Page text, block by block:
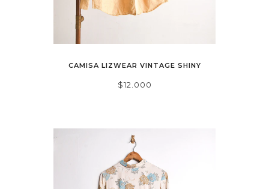
CAMISA LIZWEAR VINTAGE SHINY
$12.000